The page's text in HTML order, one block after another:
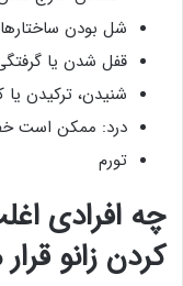
شل بودن
قفل شدن یا
شنیدن،‌ ترکیدن یا
درد: ممکن است
تورم
چه افرادی
کردن زانو